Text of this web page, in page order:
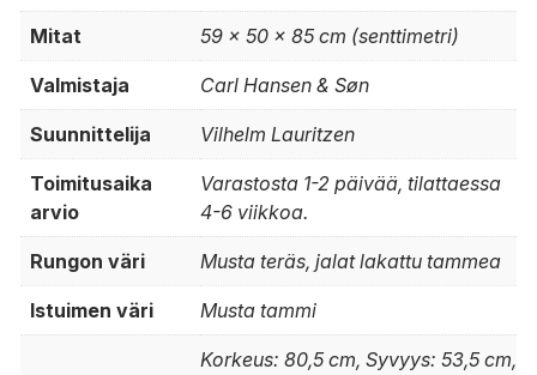
Mitat 59 × 50 × 85 cm (senttimetri)
Valmistaja Carl Hansen & Søn
Suunnittelija Vilhelm Lauritzen
Toimitusaika
arvio
Varastosta 1-2 päivää, tilattaessa
4-6 viikkoa.
Rungon väri Musta teräs, jalat lakattu tammea
Istuimen väri Musta tammi
Korkeus: 80,5 cm, Syvyys: 53,5 cm,